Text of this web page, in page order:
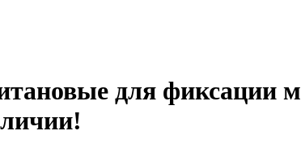
для фиксации